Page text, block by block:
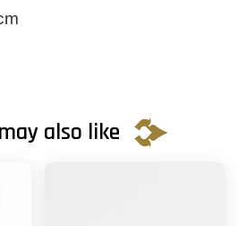
also like